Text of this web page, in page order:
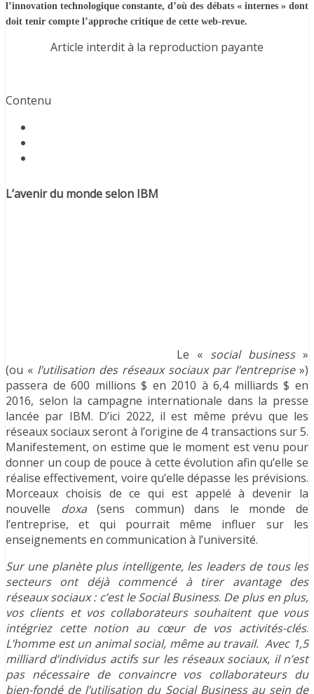
l’innovation technologique constante, d’où des débats « internes » dont
doit tenir compte l’approche critique de cette web-revue.
Article interdit à la reproduction payante
Contenu
L’avenir du monde selon IBM
Le « social business»
(ou « l’utilisation des réseaux sociaux par l’entreprise »)
passera de 600 millions $ en 2010 à 6,4 milliards $ en
2016, selon la campagne internationale dans la presse
lancée par IBM. D’ici 2022, il est même prévu que les
réseaux sociaux seront à l’origine de 4 transactions sur 5.
Manifestement, on estime que le moment est venu pour
donner un coup de pouce à cette évolution afin qu’elle se
réalise effectivement, voire qu’elle dépasse les prévisions.
Morceaux choisis de ce qui est appelé à devenir la
nouvelle doxa(sens commun) dans le monde de
l’entreprise, et qui pourrait même influer sur les
enseignements en communication à l’université.
Sur une planète plus intelligente, les leaders de tous les
secteurs ont déjà commencé à tirer
avantage des
réseaux sociaux : c’est le Social Business. De plus en plus,
vos clients et vos collaborateurs souhaitent que vous
intégriez cette notion au cœur de vos activités-clés.
L’homme est un animal social, même au travail. Avec 1,5
milliard d’individus actifs sur les réseaux sociaux, il n’est
pas nécessaire de convaincre vos collaborateurs du
bien-fondé de l’utilisation du Social Business au sein de